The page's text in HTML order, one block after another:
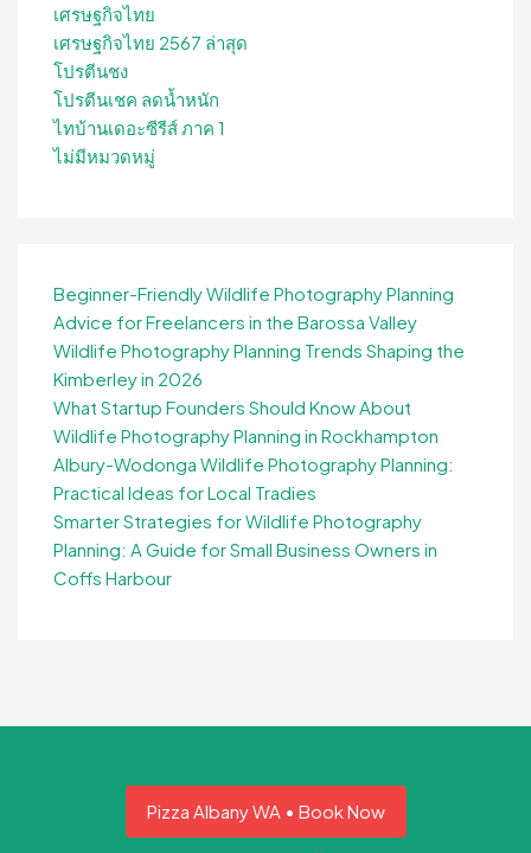
เศรษฐกิจไทย
เศรษฐกิจไทย 2567 ล่าสุด
โปรตีนชง
โปรตีนเชค ลดน้ำหนัก
ไทบ้านเดอะซีรีส์ ภาค 1
ไม่มีหมวดหมู่
Beginner-Friendly Wildlife Photography Planning
Advice for Freelancers in the Barossa Valley
Wildlife Photography Planning Trends Shaping the
Kimberley in 2026
What Startup Founders Should Know About
Wildlife Photography Planning in Rockhampton
Albury-Wodonga Wildlife Photography Planning:
Practical Ideas for Local Tradies
Smarter Strategies for Wildlife Photography
Planning: A Guide for Small Business Owners in
Coffs Harbour
Pizza Albany WA • Book Now